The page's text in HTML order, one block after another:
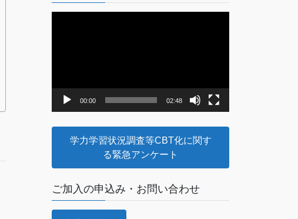
ヤ
00:00 02:48
学力学習状況調査等CBT化に関す
る緊急アンケート
ご加入の申込み・お問い合わせ